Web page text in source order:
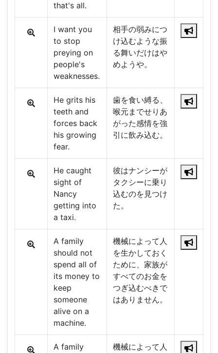
that's all.
I want you
to stop
preying on
people's
weaknesses.
相手の弱みにつ
け込むような振
る舞いだけはや
めようや。
He grits his
teeth and
forces back
his growing
fear.
歯を食い縛る、
喉元までせりあ
がった感情を強
引に飲み込む。
He caught
sight of
Nancy
getting into
a taxi.
彼はナンシーが
タクシーに乗り
込むのを見つけ
た。
A family
should not
spend all of
its money to
keep
someone
alive on a
machine.
機械によって人
を生かしておく
ために、家族が
すべてのお金を
つぎ込むべきで
はありません。
A family
機械によって人